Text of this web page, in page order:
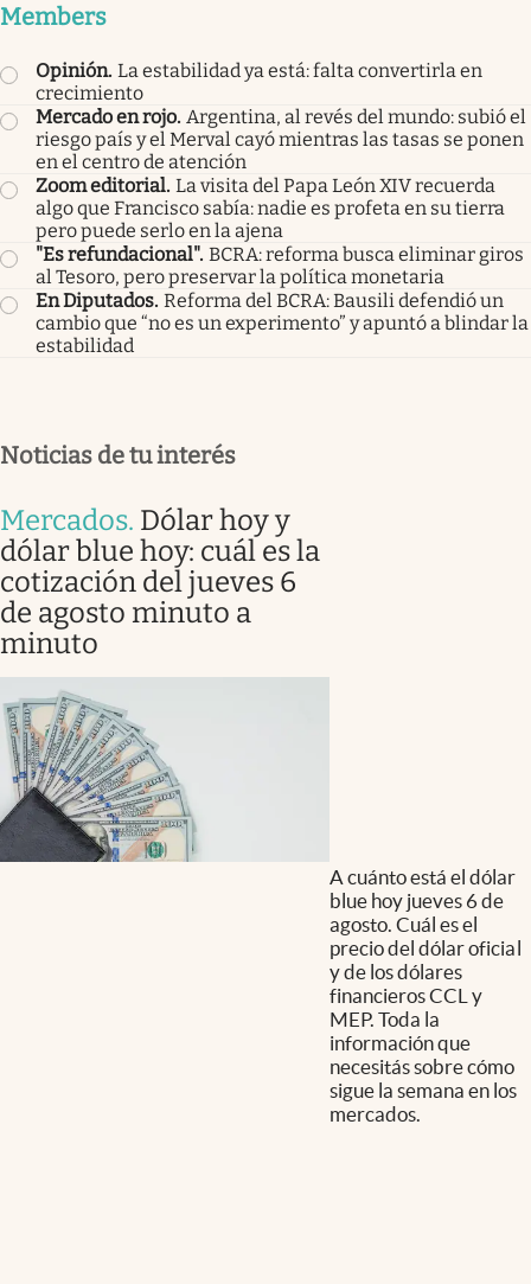
Members
Opinión. La estabilidad ya está: falta convertirla en
crecimiento
Mercado en rojo. Argentina, al revés del mundo: subió el
riesgo país y el Merval cayó mientras las tasas se ponen
en el centro de atención
Zoom editorial. La visita del Papa León XIV recuerda
algo que Francisco sabía: nadie es profeta en su tierra
pero puede serlo en la ajena
"Es refundacional". BCRA: reforma busca eliminar giros
al Tesoro, pero preservar la política monetaria
En Diputados. Reforma del BCRA: Bausili defendió un
cambio que “no es un experimento” y apuntó a blindar la
estabilidad
Noticias de tu interés
Mercados. Dólar hoy y
dólar blue hoy: cuál es la
cotización del jueves 6
de agosto minuto a
minuto
A cuánto está el dólar
blue hoy jueves 6 de
agosto. Cuál es el
precio del dólar oficial
y de los dólares
financieros CCL y
MEP. Toda la
información que
necesitás sobre cómo
sigue la semana en los
mercados.